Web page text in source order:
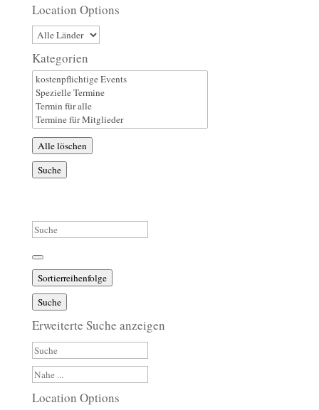
...
Location Options
Land
Kategorien
Kategorien
Alle löschen
Suche
Suche
Sortierreihenfolge
Suche
Erweiterte Suche anzeigen
Suche
Nahe
...
Location Options